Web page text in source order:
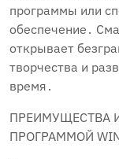
программы или
обеспечение․
открывает
творчества и
время․
ПРЕИМУЩЕСТВА
ПРОГРАММОЙ